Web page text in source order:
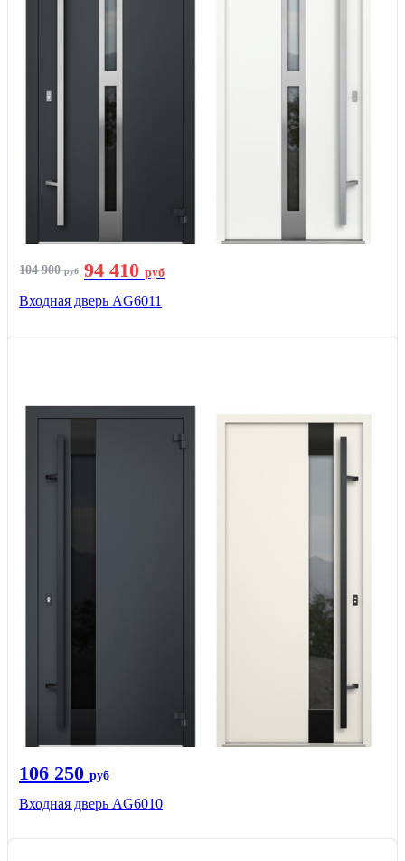
104 900руб 94 410 руб
Входная дверь AG6011
106 250 руб
Входная дверь AG6010